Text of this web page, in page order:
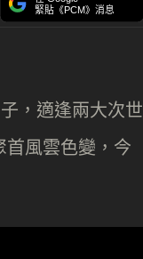
緊貼《PCM》消息
，適逢兩大次世
風雲色變，今